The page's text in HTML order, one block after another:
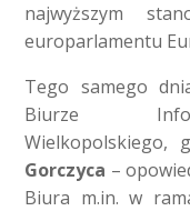
najwyższym
europarlamentu
Tego samego
Biurze
Wielkopolskiego,
Gorczyca –
Biura m.in. w